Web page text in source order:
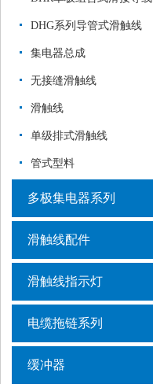
DHG系列导管式滑触线
集电器总成
无接缝滑触线
滑触线
单级排式滑触线
管式型料
多极集电器系列
滑触线配件
滑触线指示灯
电缆拖链系列
缓冲器